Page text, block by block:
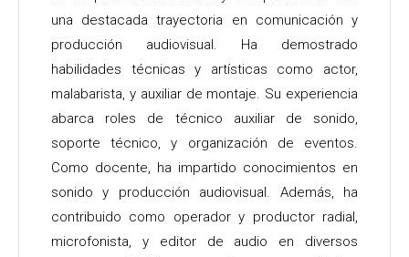
una destacada trayectoria en comunicación y
producción audiovisual. Ha demostrado
habilidades técnicas y artísticas como actor,
malabarista, y auxiliar de montaje. Su experiencia
abarca roles de técnico auxiliar de sonido,
soporte técnico, y organización de eventos.
Como docente, ha impartido conocimientos en
sonido y producción audiovisual. Además, ha
contribuido como operador y productor radial,
microfonista, y editor de audio en diversos